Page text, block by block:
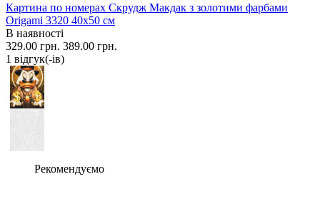
Картина по номерах Скрудж Макдак з золотими фарбами
Origami 3320 40x50 см
В наявності
329.00 грн. 389.00 грн.
1 вiдгук(-iв)
Рекомендуємо